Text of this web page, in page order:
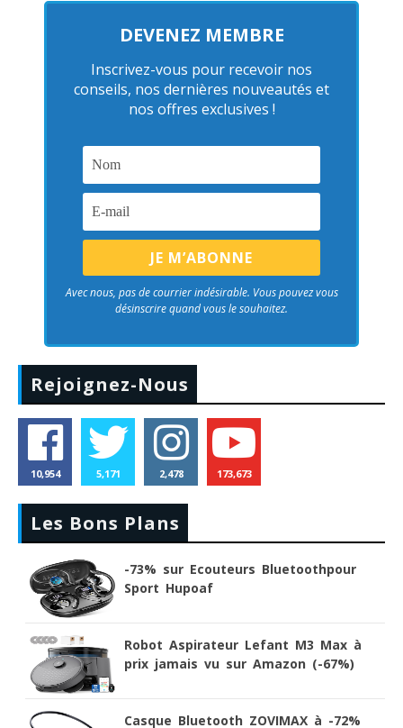
DEVENEZ MEMBRE
Inscrivez-vous pour recevoir nos
conseils, nos dernières nouveautés et
nos offres exclusives !
Avec nous, pas de courrier indésirable. Vous pouvez vous
désinscrire quand vous le souhaitez.
Rejoignez-Nous
10,954 5,171 2,478 173,673
Les Bons Plans
-73% sur Ecouteurs Bluetoothpour
Sport Hupoaf
Robot Aspirateur Lefant M3 Max à
prix jamais vu sur Amazon (-67%)
Casque Bluetooth ZOVIMAX à -72%